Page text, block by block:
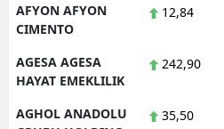
AFYON AFYON
CIMENTO
12,84
AGESA AGESA
HAYAT EMEKLILIK
242,90
AGHOL ANADOLU
35,50